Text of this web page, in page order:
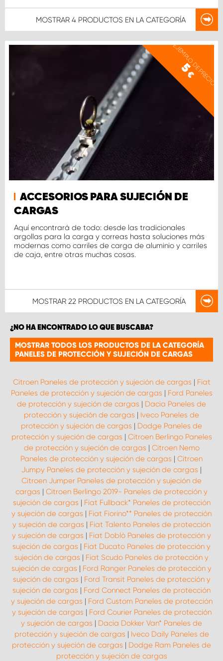
MOSTRAR 4 PRODUCTOS EN LA CATEGORÍA
EJEMPLO DE PRECIO
5
€
ACCESORIOS PARA SUJECIÓN DE
CARGAS
Aquí encontrará de todo: desde las tradicionales
argollas para la carga y correas hasta soluciones más
modernas como carriles de carga de aluminio y carriles
de caja, entre otras muchas cosas.
MOSTRAR 22 PRODUCTOS EN LA CATEGORÍA
¿NO HA ENCONTRADO LO QUE BUSCABA?
MOSTRAR TODOS LOS PRODUCTOS DE LA CATEGORÍA
PANELES DE PROTECCIÓN Y SUJECIÓN DE CARGAS
Citroen Paneles de protección y sujeción de cargas | Fiat
Paneles de protección y sujeción de cargas | Ford Paneles
de protección y sujeción de cargas | Dacia Paneles de
protección y sujeción de cargas | Iveco Paneles de
protección y sujeción de cargas | Dodge Paneles de
protección y sujeción de cargas | Citroen Berlingo Paneles
de protección y sujeción de cargas | Citroen Nemo
Paneles de protección y sujeción de cargas | Citroen
Jumpy Paneles de protección y sujeción de cargas |
Citroen Jumper Paneles de protección y sujeción de
cargas | Citroen Berlingo 2019- Paneles de protección y
sujeción de cargas | Fiat Fullback* Paneles de protección
y sujeción de cargas | Fiat Fiorino** Paneles de protección
y sujeción de cargas | Fiat Talento Paneles de protección
y sujeción de cargas | Fiat Doblò Paneles de protección y
sujeción de cargas | Fiat Ducato Paneles de protección y
sujeción de cargas | Fiat Scudo Paneles de protección y
sujeción de cargas | Ford Ranger Paneles de protección y
sujeción de cargas | Ford Transit Paneles de protección y
sujeción de cargas | Ford Connect Paneles de protección
y sujeción de cargas | Ford Custom Paneles de protección
y sujeción de cargas | Ford Courier Paneles de protección
y sujeción de cargas | Dacia Dokker Van* Paneles de
protección y sujeción de cargas | Iveco Daily Paneles de
protección y sujeción de cargas | Dodge Ram Paneles de
protección y sujeción de cargas